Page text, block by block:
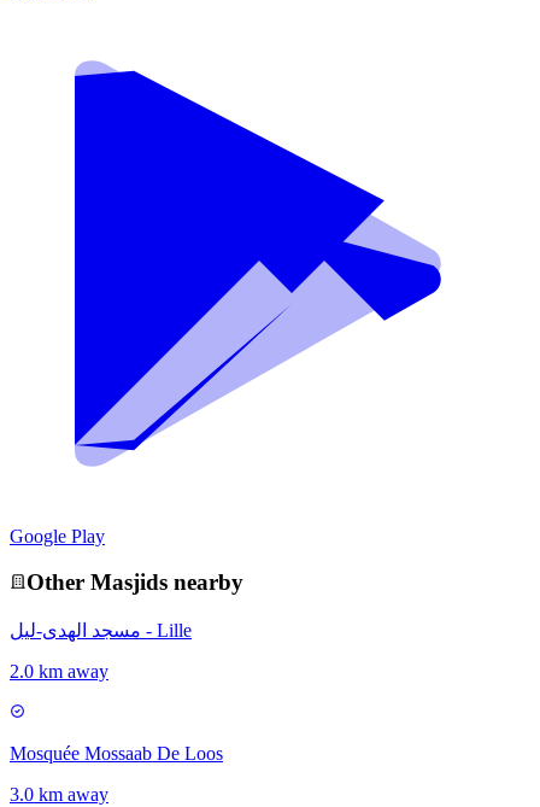
Google Play
Other Masjids nearby
مسجد الهدى-ليل - Lille
2.0 km away
Mosquée Mossaab De Loos
3.0 km away